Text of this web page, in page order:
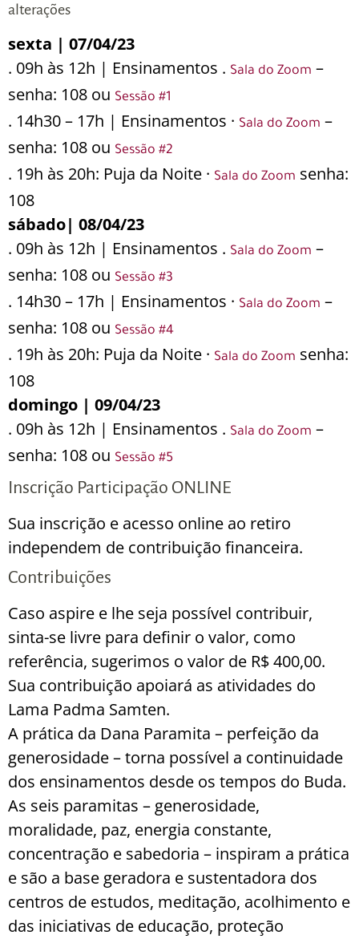
alterações
sexta | 07/04/23
. 09h às 12h | Ensinamentos . Sala do Zoom –
senha: 108 ou Sessão #1
. 14h30 – 17h | Ensinamentos · Sala do Zoom –
senha: 108 ou Sessão #2
. 19h às 20h: Puja da Noite · Sala do Zoom senha:
108
sábado| 08/04/23
. 09h às 12h | Ensinamentos . Sala do Zoom –
senha: 108 ou Sessão #3
. 14h30 – 17h | Ensinamentos · Sala do Zoom –
senha: 108 ou Sessão #4
. 19h às 20h: Puja da Noite · Sala do Zoom senha:
108
domingo | 09/04/23
. 09h às 12h | Ensinamentos . Sala do Zoom –
senha: 108 ou Sessão #5
Inscrição Participação ONLINE
Sua inscrição e acesso online ao retiro
independem de contribuição financeira.
Contribuições
Caso aspire e lhe seja possível contribuir,
sinta-se livre para definir o valor, como
referência, sugerimos o valor de R$ 400,00.
Sua contribuição apoiará as atividades do
Lama Padma Samten.
A prática da Dana Paramita – perfeição da
generosidade – torna possível a continuidade
dos ensinamentos desde os tempos do Buda.
As seis paramitas – generosidade,
moralidade, paz, energia constante,
concentração e sabedoria – inspiram a prática
e são a base geradora e sustentadora dos
centros de estudos, meditação, acolhimento e
das iniciativas de educação, proteção